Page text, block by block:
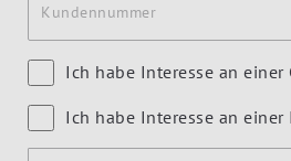
Kundennummer
Ich habe Interesse an
Ich habe Interesse an